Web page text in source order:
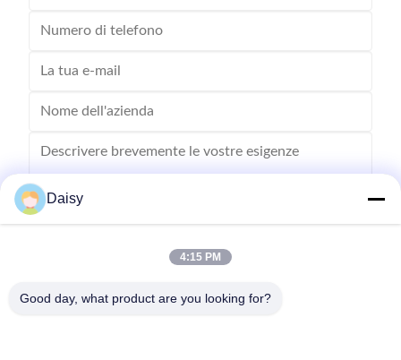
Inviare
Daisy
4:15 PM
Good day, what product are you looking for?